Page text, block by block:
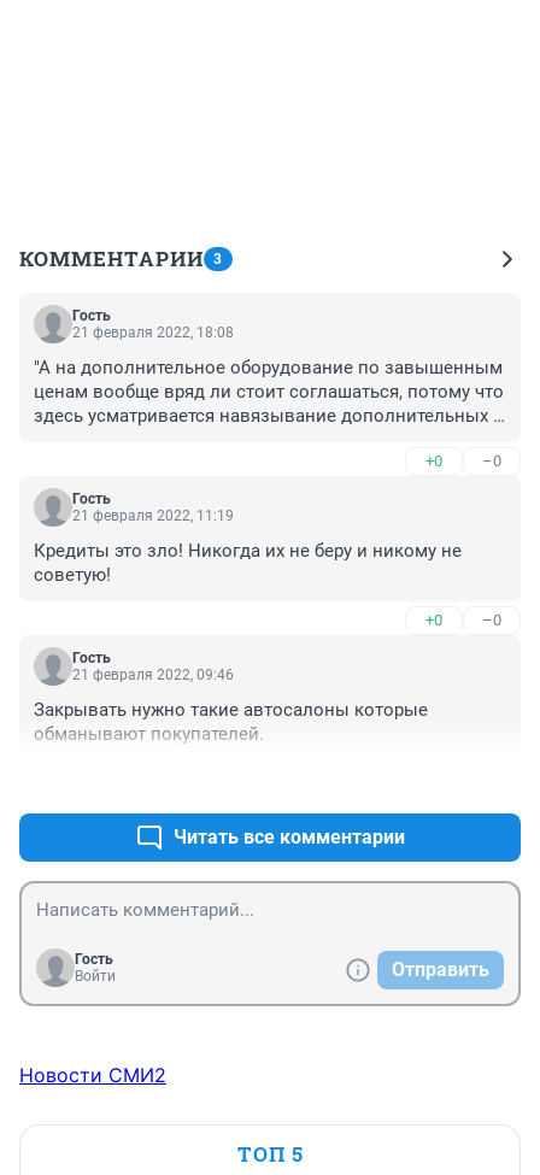
КОММЕНТАРИИ 3
Гость
21 февраля 2022, 18:08
"А на дополнительное оборудование по завышенным
ценам вообще вряд ли стоит соглашаться, потому что
здесь усматривается навязывание дополнительных
А без этого дополнительного оборудования
автосалоны отказываются продавать машину
+0 –0
Гость
21 февраля 2022, 11:19
Кредиты это зло! Никогда их не беру и никому не
советую!
+0 –0
Гость
21 февраля 2022, 09:46
Закрывать нужно такие автосалоны которые
обманывают покупателей.
Читать все комментарии
Гость
Войти
Отправить
Новости СМИ2
ТОП 5